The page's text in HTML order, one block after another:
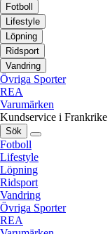
Fotboll
Lifestyle
Löpning
Ridsport
Vandring
Övriga Sporter
REA
Varumärken
Kundservice i Frankrike
Sök
Fotboll
Lifestyle
Löpning
Ridsport
Vandring
Övriga Sporter
REA